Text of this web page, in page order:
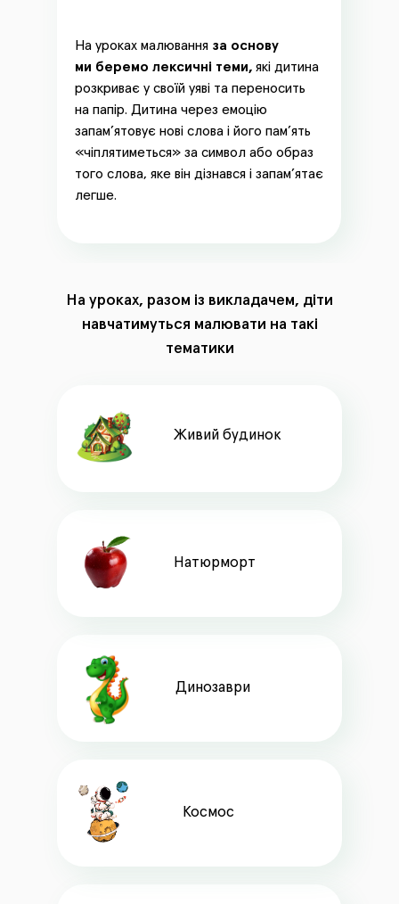
На уроках малювання за основу
ми беремо лексичні теми, які дитина
розкриває у своїй уяві та переносить
на папір. Дитина через емоцію
запам’ятовує нові слова і його пам’ять
«чіплятиметься» за символ або образ
того слова, яке він дізнався і запам’ятає
легше.
На уроках, разом із викладачем, діти
навчатимуться малювати на такі
тематики
Живий будинок
Космос
Натюрморт
Динозаври